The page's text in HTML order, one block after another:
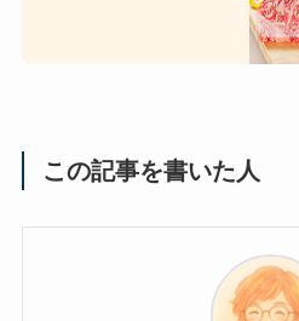
この記事を書いた人